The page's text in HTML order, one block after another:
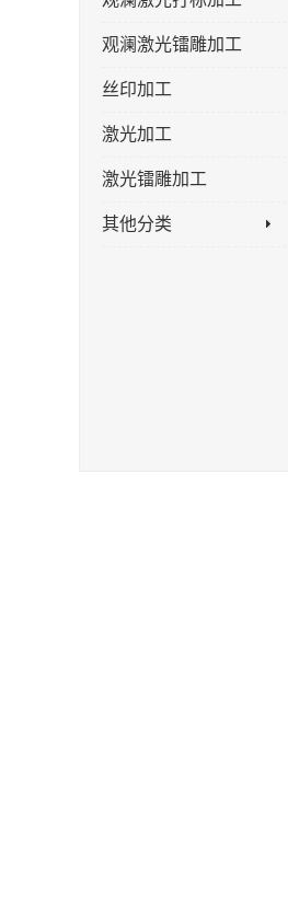
观澜激光镭雕加工
丝印加工
激光加工
激光镭雕加工
其他分类